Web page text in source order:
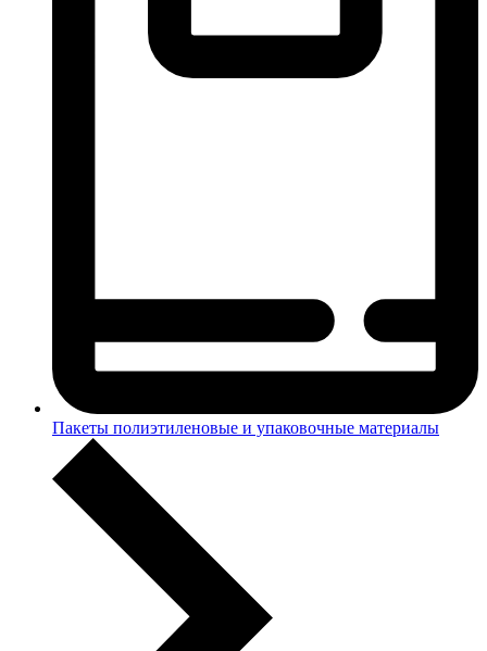
Пакеты полиэтиленовые и упаковочные материалы